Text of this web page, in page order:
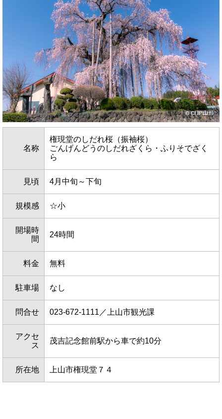
名称
権現堂のしだれ桜（振袖桜）
ごんげんどうのしだれざくら・ふりそでざく
ら
見頃 4月中旬～下旬
規模感 ☆小
開場時
間
24時間
料金 無料
駐車場 なし
問合せ 023-672-1111／上山市観光課
アクセ
ス
茂吉記念館前駅から車で約10分
所在地 上山市権現堂７４